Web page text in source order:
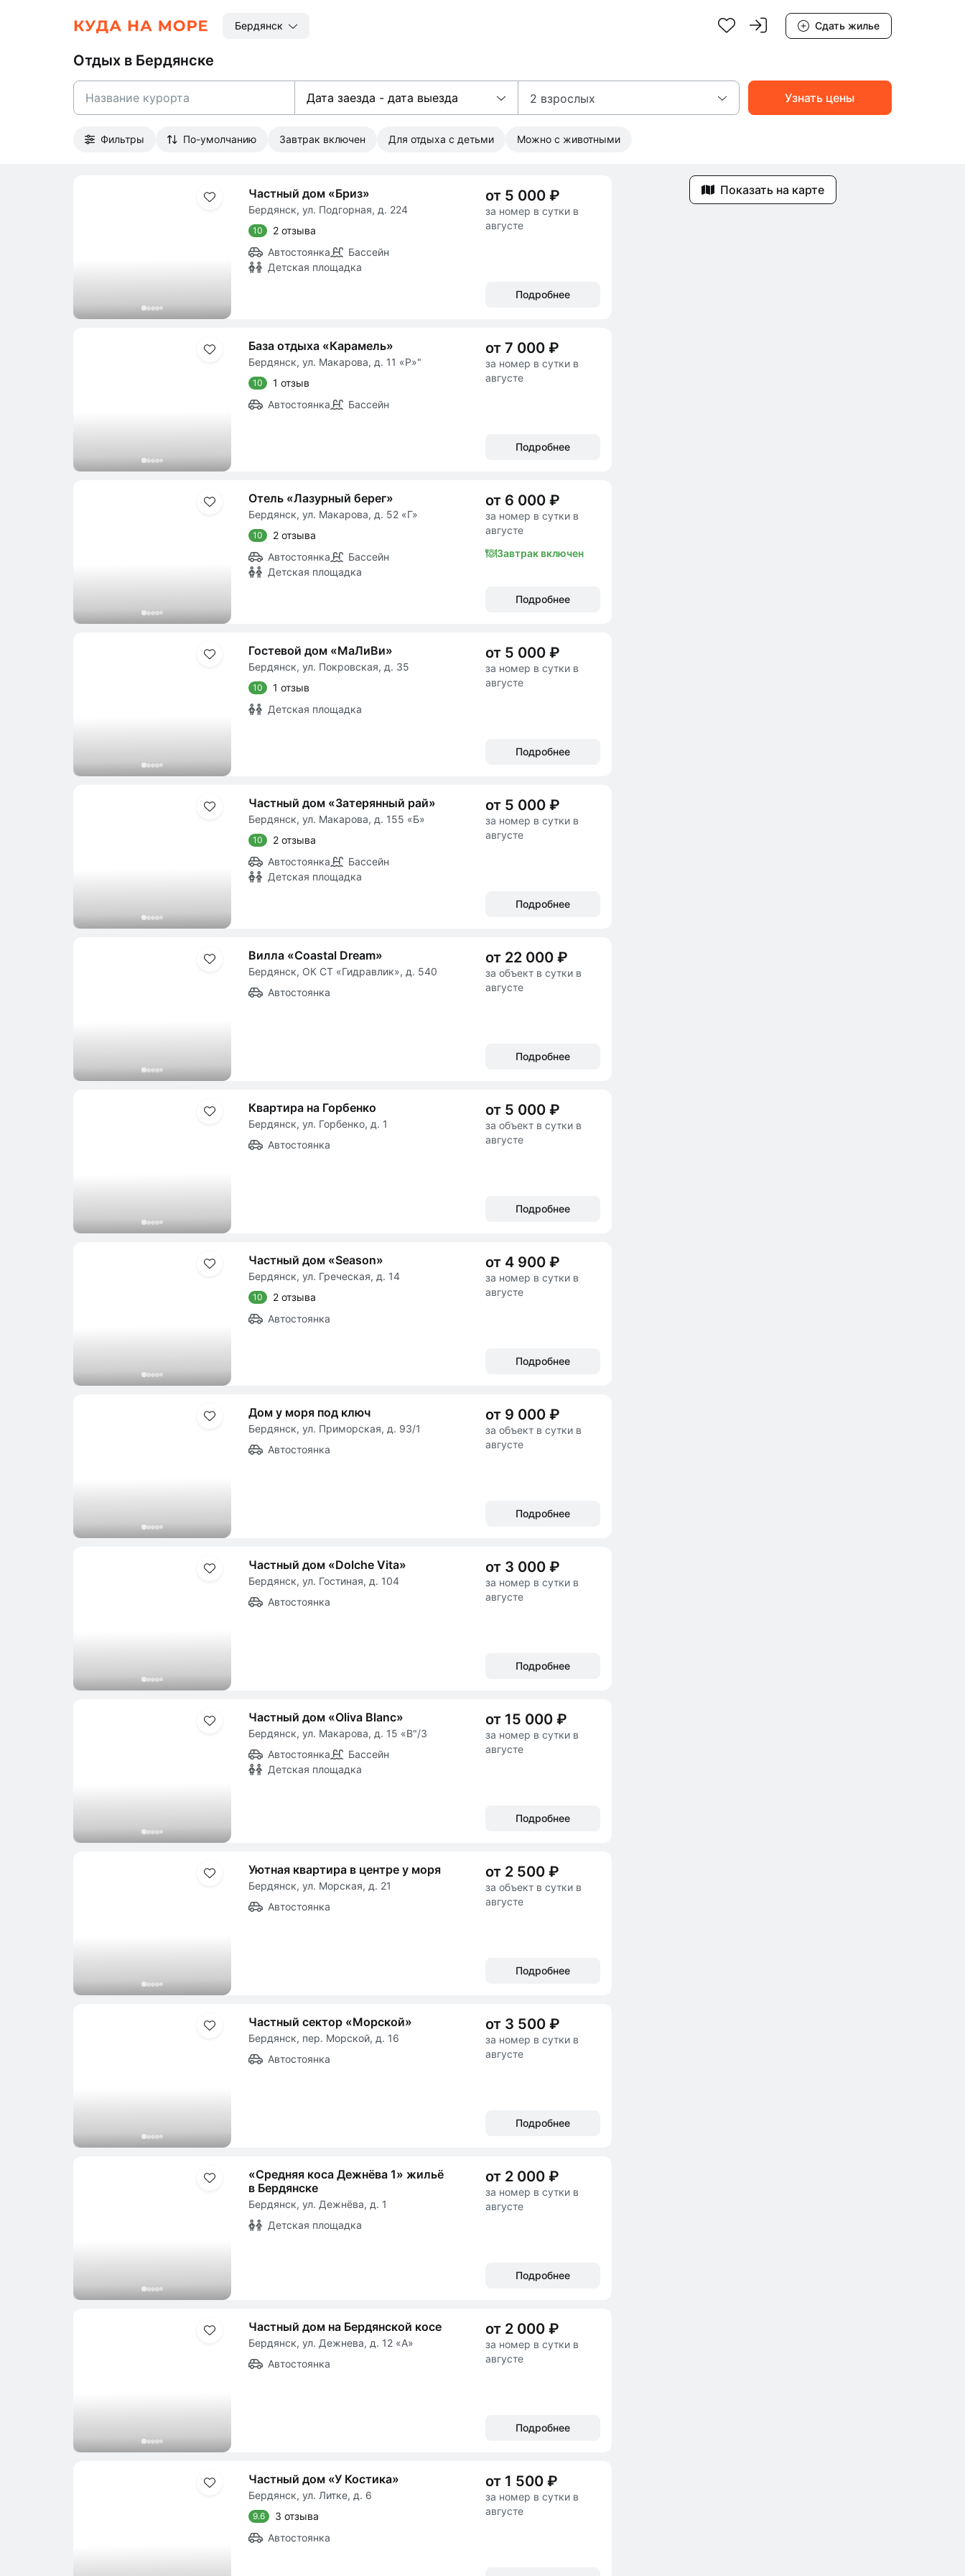
Бердянск Сдать жилье
Отдых в Бердянске
Дата заезда - дата выезда 2 взрослых
Фильтры По-умолчанию Завтрак включен Для отдыха с детьми Можно с животными
Частный дом «Бриз»
Бердянск, ул. Подгорная, д. 224
10
2 отзыва
Автостоянка
Бассейн
Детская площадка
от 5 000 ₽
за номер в сутки в
августе
Подробнее
База отдыха «Карамель»
Бердянск, ул. Макарова, д. 11 «Р»"
10
1 отзыв
Автостоянка
Бассейн
от 7 000 ₽
за номер в сутки в
августе
Подробнее
Отель «Лазурный берег»
Бердянск, ул. Макарова, д. 52 «Г»
10
2 отзыва
Автостоянка
Бассейн
Детская площадка
от 6 000 ₽
за номер в сутки в
августе
Завтрак включен
Подробнее
Гостевой дом «МаЛиВи»
Бердянск, ул. Покровская, д. 35
10
1 отзыв
Детская площадка
от 5 000 ₽
за номер в сутки в
августе
Подробнее
Частный дом «Затерянный рай»
Бердянск, ул. Макарова, д. 155 «Б»
10
2 отзыва
Автостоянка
Бассейн
Детская площадка
от 5 000 ₽
за номер в сутки в
августе
Подробнее
Вилла «Coastal Dream»
Бердянск, ОК СТ «Гидравлик», д. 540
Автостоянка
от 22 000 ₽
за объект в сутки в
августе
Подробнее
Квартира на Горбенко
Бердянск, ул. Горбенко, д. 1
Автостоянка
от 5 000 ₽
за объект в сутки в
августе
Подробнее
Частный дом «Season»
Бердянск, ул. Греческая, д. 14
10
2 отзыва
Автостоянка
от 4 900 ₽
за номер в сутки в
августе
Подробнее
Дом у моря под ключ
Бердянск, ул. Приморская, д. 93/1
Автостоянка
от 9 000 ₽
за объект в сутки в
августе
Подробнее
Частный дом «Dolche Vita»
Бердянск, ул. Гостиная, д. 104
Автостоянка
от 3 000 ₽
за номер в сутки в
августе
Подробнее
Частный дом «Oliva Blanc»
Бердянск, ул. Макарова, д. 15 «В"/3
Автостоянка
Бассейн
Детская площадка
от 15 000 ₽
за номер в сутки в
августе
Подробнее
Уютная квартира в центре у моря
Бердянск, ул. Морская, д. 21
Автостоянка
от 2 500 ₽
за объект в сутки в
августе
Подробнее
Частный сектор «Морской»
Бердянск, пер. Морской, д. 16
Автостоянка
от 3 500 ₽
за номер в сутки в
августе
Подробнее
«Средняя коса Дежнёва 1» жильё
в Бердянске
Бердянск, ул. Дежнёва, д. 1
Детская площадка
от 2 000 ₽
за номер в сутки в
августе
Подробнее
Частный дом на Бердянской косе
Бердянск, ул. Дежнева, д. 12 «А»
Автостоянка
от 2 000 ₽
за номер в сутки в
августе
Подробнее
Частный дом «У Костика»
Бердянск, ул. Литке, д. 6
9.6
3 отзыва
Автостоянка
от 1 500 ₽
за номер в сутки в
августе
Показать на карте